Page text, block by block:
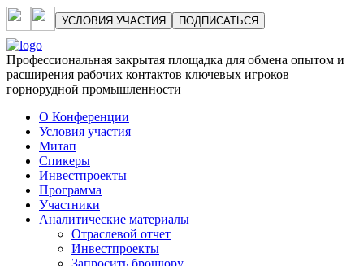
УСЛОВИЯ УЧАСТИЯ ПОДПИСАТЬСЯ
Профессиональная закрытая площадка для обмена опытом и
расширения рабочих контактов ключевых игроков
горнорудной промышленности
О Конференции
Условия участия
Митап
Спикеры
Инвестпроекты
Программа
Участники
Аналитические материалы
Отраслевой отчет
Инвестпроекты
Запросить брошюру